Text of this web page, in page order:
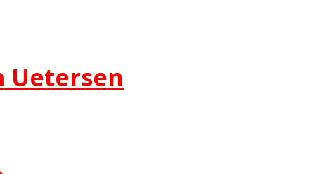
Uetersen